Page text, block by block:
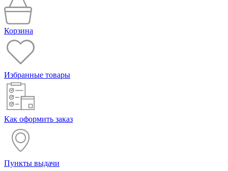
Корзина
Избранные товары
Как оформить заказ
Пункты выдачи